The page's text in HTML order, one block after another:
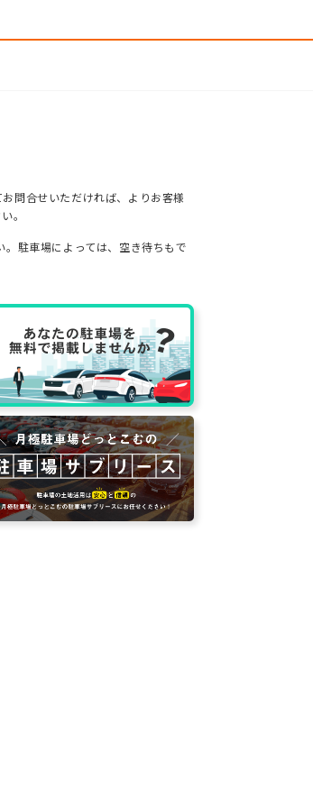
問合せいただければ、よりお客様
。
駐車場によっては、空き待ちもで